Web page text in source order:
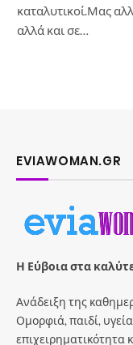
καταλυτικοί.Μας
αλλά και σε…
EVIAWOMAN.GR
Η Εύβοια στα
Ανάδειξη της
Ομορφιά, παιδί,
επιχειρηματικότητα